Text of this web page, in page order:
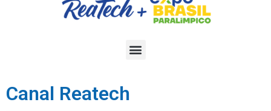
Canal Reatech